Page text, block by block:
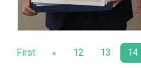
First « 12 13 14